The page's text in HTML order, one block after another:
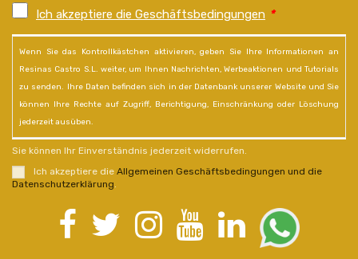
Ich akzeptiere die Geschäftsbedingungen *
Wenn Sie das Kontrollkästchen aktivieren, geben Sie Ihre Informationen an
Resinas Castro S.L. weiter, um Ihnen Nachrichten, Werbeaktionen und Tutorials
zu senden. Ihre Daten befinden sich in der Datenbank unserer Website und Sie
können Ihre Rechte auf Zugriff, Berichtigung, Einschränkung oder Löschung
jederzeit ausüben.
Sie können Ihr Einverständnis jederzeit widerrufen.
Ich akzeptiere die Allgemeinen Geschäftsbedingungen und die
Datenschutzerklärung.